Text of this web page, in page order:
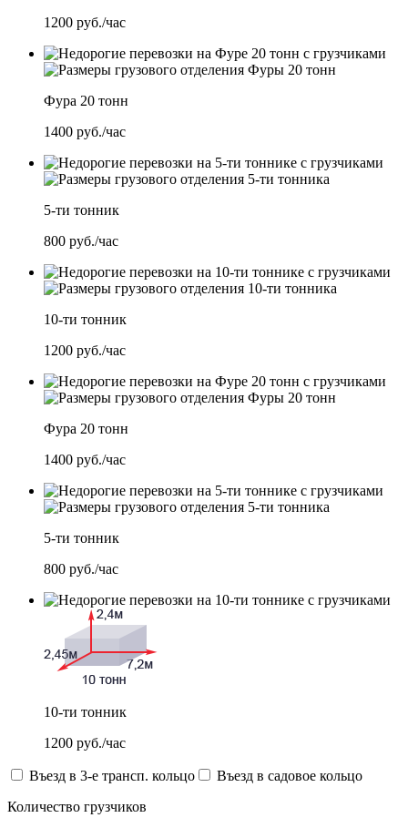
1200 руб./час
Фура 20 тонн
1400 руб./час
5-ти тонник
800 руб./час
10-ти тонник
1200 руб./час
Фура 20 тонн
1400 руб./час
5-ти тонник
800 руб./час
10-ти тонник
1200 руб./час
Въезд в 3-е трансп. кольцо
Въезд в садовое кольцо
Количество грузчиков